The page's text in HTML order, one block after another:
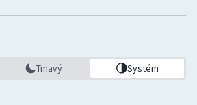
Tmavý Systém